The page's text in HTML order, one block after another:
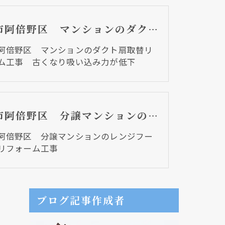
大阪市阿倍野区 マンションのダクト扇取替リフォーム工事 古くなり吸い込み力が低下
倍野区 マンションのダクト扇取替リ
工事 古くなり吸い込み力が低下
大阪市阿倍野区 分譲マンションのレンジフード取替リフォーム工事
倍野区 分譲マンションのレンジフー
フォーム工事
ブログ記事作成者